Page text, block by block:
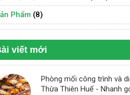
Phẩm (8)
viết mới
Phòng mối công trình và
Thừa Thiên Huế - Nhanh